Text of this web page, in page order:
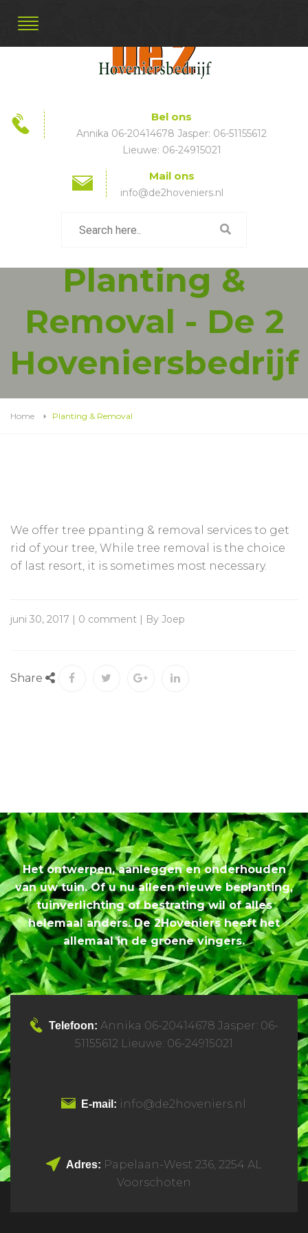
Bel ons
Annika 06-20414678 Jasper: 06-51155612
Lieuwe: 06-24915021
Mail ons
info@de2hoveniers.nl
Planting &
Removal - De 2
Hoveniersbedrijf
Home Planting & Removal
We offer tree ppanting & removal services to get
rid of your tree, While tree removal is the choice
of last resort, it is sometimes most necessary.
juni 30, 2017 | 0 comment | By Joep
Share
Het ontwerpen, aanleggen en onderhouden
van uw tuin. Of u nu alleen nieuwe beplanting,
tuinverlichting of bestrating wil of alles
helemaal anders. De 2Hoveniers heeft het
allemaal in de groene vingers.
Telefoon: Annika 06-20414678 Jasper: 06-
51155612 Lieuwe: 06-24915021
E-mail: info@de2hoveniers.nl
Adres: Papelaan-West 236, 2254 AL
Voorschoten